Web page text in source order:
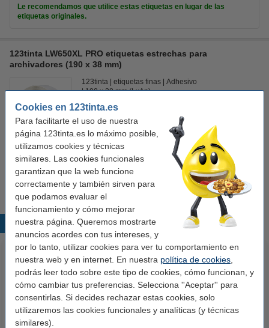
Cookies en 123tinta.es
Para facilitarte el uso de nuestra
página 123tinta.es lo máximo posible,
utilizamos cookies y técnicas
similares. Las cookies funcionales
garantizan que la web funcione
correctamente y también sirven para
que podamos evaluar el
funcionamiento y cómo mejorar
nuestra página. Queremos mostrarte
anuncios acordes con tus intereses, y
por lo tanto, utilizar cookies para ver tu comportamiento en
nuestra web y en internet. En nuestra política de cookies
podrás leer todo sobre este tipo de cookies, cómo funcionan, y
cómo cambiar tus preferencias. Selecciona ''Aceptar'' para
consentirlas. Si decides rechazar estas cookies, solo
utilizaremos las cookies funcionales y analíticas (y técnicas
similares).
Le recomendamos que utilice estas etiquetas en lugar de las
etiquetas originales.
123tinta LW650XL PRO etiquetas estrechas para
archivadores (190 x 38 mm)
123tinta etiquetas finas
Adhesivo
190 x 38 mm (LxAn)
Ver características y descripción
En almacén externo
Precio por etiqu
0,123 €
13,50 € Comprar
Productos destacados